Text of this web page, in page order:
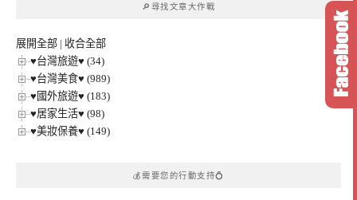
🔎尋找文章大作戰
展開全部 | 收合全部
♥台灣旅遊♥ (34)
♥台灣美食♥ (989)
♥國外旅遊♥ (183)
♥居家生活♥ (98)
♥美妝保養♥ (149)
💰需要您的行動支持💍